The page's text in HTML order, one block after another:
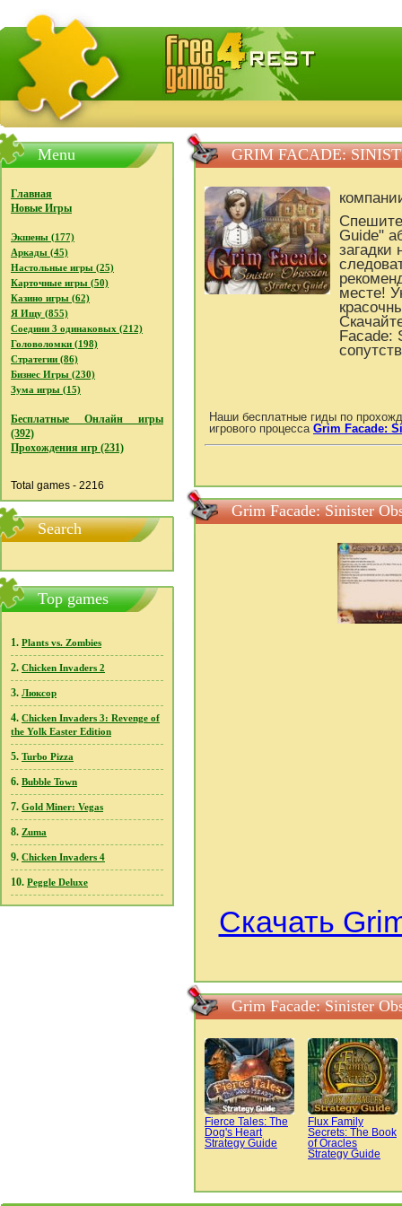
FreeGames4Rrest - Бесплатно скачать игры,
Menu
Главная
Новые Игры
Экшены (177)
Аркады (45)
Настольные игры (25)
Карточные игры (50)
Казино игры (62)
Я Ищу (855)
Соедини 3 одинаковых (212)
Головоломки (198)
Стратегии (86)
Бизнес Игры (230)
Зума игры (15)
Бесплатные Онлайн игры
(392)
Прохождения игр (231)
Total games - 2216
Search
Top games
1. Plants vs. Zombies
2. Chicken Invaders 2
3. Люксор
4. Chicken Invaders 3: Revenge of
the Yolk Easter Edition
5. Turbo Pizza
6. Bubble Town
7. Gold Miner: Vegas
8. Zuma
9. Chicken Invaders 4
10. Peggle Deluxe
GRIM FACADE:
Guide"
загадки
месте!
Facade:
Наши бесплатные гиды по
игрового процесса Grim Facade:
Grim Facade: Sinister
Скачать
Grim Facade: Sinister
Fierce Tales: The
Dog's Heart
Strategy Guide
Flux Family
Secrets: The Book
of Oracles
Strategy Guide